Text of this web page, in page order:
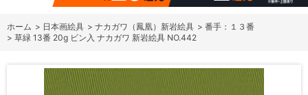
ホーム > 日本画絵具 > ナカガワ（鳳凰）新岩絵具 > 番手：１３番
> 草緑 13番 20g ビン入 ナカガワ 新岩絵具 NO.442